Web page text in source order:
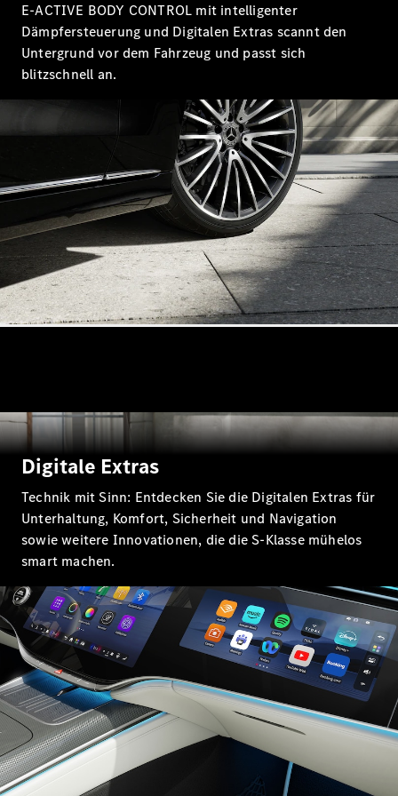
Probefahrt
Mercedes-
Benz Store
Kompaktwagen
Alle
Kompaktlimousinen
A-Klasse
Kompaktlimousine
B-Klasse
Konfigurator
Alle Coupés
CLE Coupé
Mercedes-
Coupé
Mercedes-
AMG GT
4-Türer
Coupé
NeuElektrisch
Konfigurator
Probefahrt
Mercedes-
Benz Store
Cabriolets & Roadster
E-ACTIVE BODY CONTROL mit intelligenter
Dämpfersteuerung und Digitalen Extras scannt den
Untergrund vor dem Fahrzeug und passt sich
blitzschnell an.
Digitale Extras
Technik mit Sinn: Entdecken Sie die Digitalen Extras für
Unterhaltung, Komfort, Sicherheit und Navigation
sowie weitere Innovationen, die die S-Klasse mühelos
smart machen.